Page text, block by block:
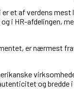
et af verdens
i HR-afdelingen,
er nærmest
og bredde